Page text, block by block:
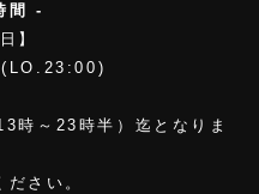
間 -
】
時～23時半）迄となりま
さい。